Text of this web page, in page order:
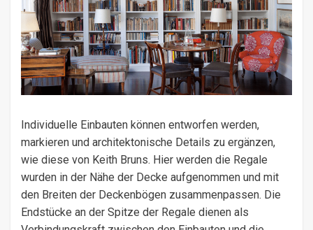
Individuelle Einbauten können entworfen werden,
markieren und architektonische Details zu ergänzen,
wie diese von Keith Bruns. Hier werden die Regale
wurden in der Nähe der Decke aufgenommen und mit
den Breiten der Deckenbögen zusammenpassen. Die
Endstücke an der Spitze der Regale dienen als